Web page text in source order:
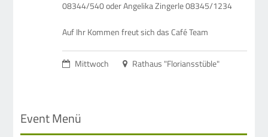
08344/540 oder Angelika Zingerle 08345/1234
Auf Ihr Kommen freut sich das Café Team
Mittwoch Rathaus "Floriansstüble"
Event Menü